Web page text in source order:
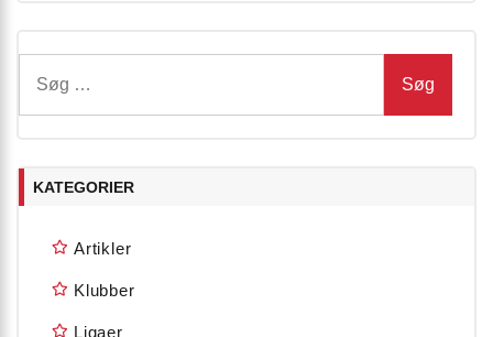
efter:
KATEGORIER
Artikler
Klubber
Ligaer